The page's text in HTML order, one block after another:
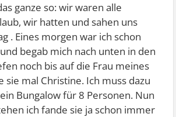
ganze so: wir waren alle
wir hatten und sahen uns
. Eines morgen war ich schon
begab mich nach unten in den
noch bis auf die Frau meines
sie mal Christine. Ich muss dazu
Bungalow für 8 Personen. Nun
ich fande sie ja schon immer